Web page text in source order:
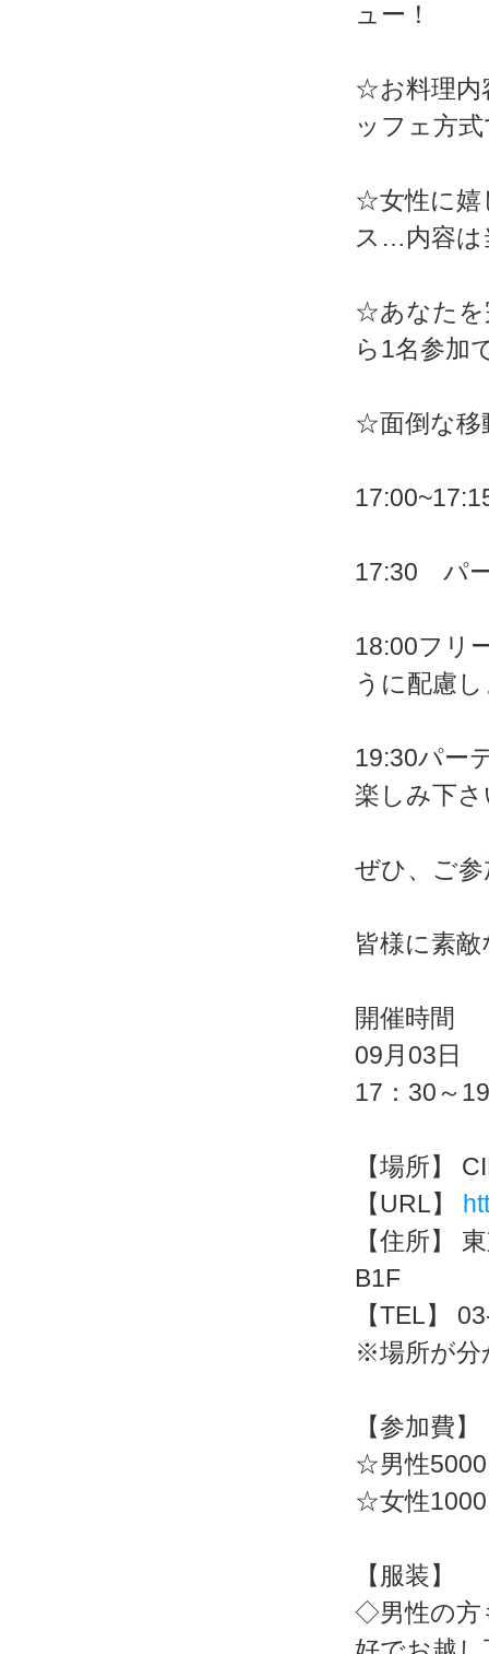
ュー！
☆お料理内
ッフェ方
☆女性に嬉
ス…内容は
☆あなたを
ら1名参加
☆面倒な移
17:30 パ
18:00フリ
うに配慮
19:30パー
楽しみ下
ぜひ、ご
皆様に素
開催時間
09月03日
17：30～
【場所】
【URL】
【住所】
B1F
【TEL】
※場所が分
【参加費】
☆男性
☆女性
【服装】
◇男性の方